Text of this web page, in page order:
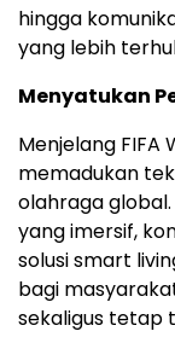
hingga
yang lebih
Menyatukan
Menjelang FIFA
memadukan
olahraga
yang imersif,
solusi smart
bagi
sekaligus tetap